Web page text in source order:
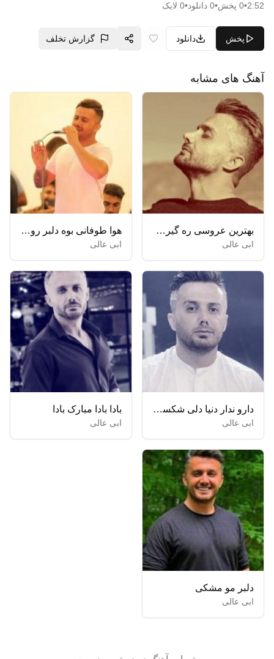
2:52
•
0 پخش•
0 دانلود•
0 لایک
پخش دانلود گزارش تخلف
آهنگ های مشابه
بهترین عروسی ره گیرمه تیسه جان جان + ریمیکس
ابی عالی
هوا طوفانی بوه دلبر روانی بوه
ابی عالی
دارو ندار دنیا دلی شکسته دارمه یادگار اون روزا صدای خسته دارمه
ابی عالی
بادا بادا مبارک بادا
ابی عالی
دلبر مو مشکی
ابی عالی